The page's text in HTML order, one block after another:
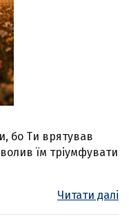
бо Ти врятував
їм тріумфувати
Читати далі